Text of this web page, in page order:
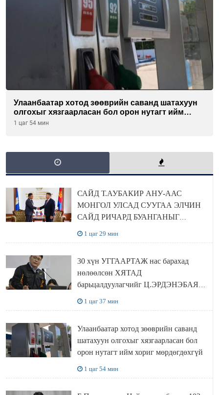
Улаанбаатар хотод зөөврийн саванд шатахуун
олгохыг хязгаарласан бол орон нутагт ийм
хориг мөрдөгдөхгүй
1 цаг 54 мин
САЙД Т.АУБАКИР АНУ-ААС
МОНГОЛ УЛСАД СУУГАА ЭЛЧИН
САЙД РИЧАРД БУАНГАНЫГ
1 цаг 29 мин
30 хүн УГГААРТАЖ нас барахад
нөлөөлсөн ХЯТАД
барьцалдуулагчийг Ц.ЭРДЭНЭБАЯР
1 цаг 37 мин
Улаанбаатар хотод зөөврийн саванд
шатахуун олгохыг хязгаарласан бол
орон нутагт ийм хориг мөрдөгдөхгүй
1 цаг 54 мин